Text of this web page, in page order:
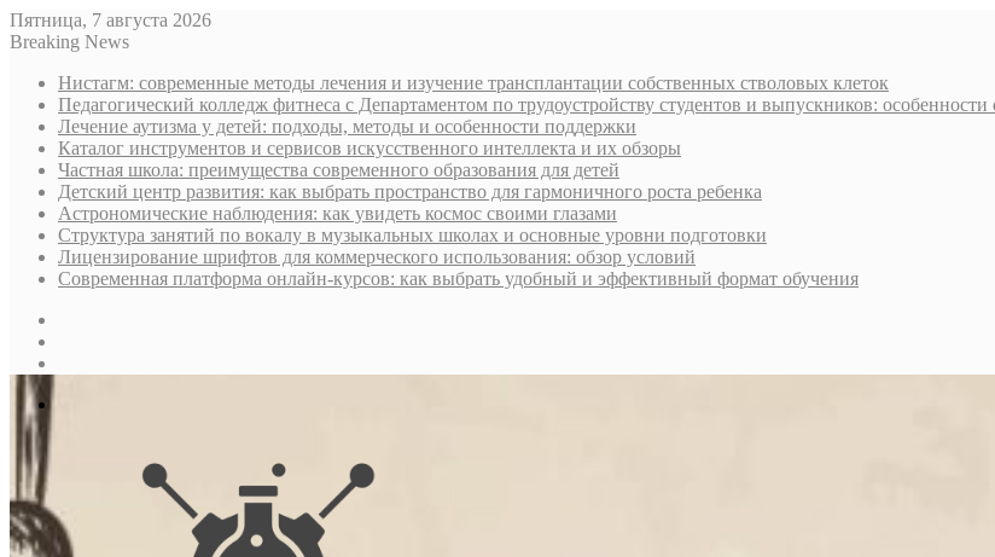
Пятница, 7 августа 2026
Breaking News
Нистагм: современные методы лечения и изучение трансплантации собственных стволовых клеток
Педагогический колледж фитнеса с Департаментом по трудоустройству студентов и выпускников:
Лечение аутизма у детей: подходы, методы и особенности поддержки
Каталог инструментов и сервисов искусственного интеллекта и их обзоры
Частная школа: преимущества современного образования для детей
Детский центр развития: как выбрать пространство для гармоничного роста ребенка
Астрономические наблюдения: как увидеть космос своими глазами
Структура занятий по вокалу в музыкальных школах и основные уровни подготовки
Лицензирование шрифтов для коммерческого использования: обзор условий
Современная платформа онлайн-курсов: как выбрать удобный и эффективный формат обучения